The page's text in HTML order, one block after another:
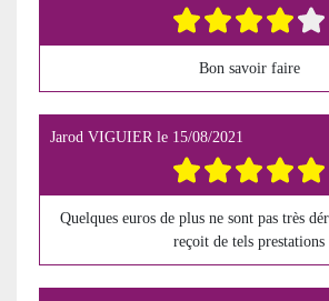
Bon savoir faire
Jarod VIGUIER le 15/08/2021
Quelques euros de plus ne sont pas très
reçoit de tels prestations